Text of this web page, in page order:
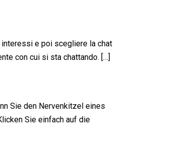
e poi scegliere la chat
con cui si sta chattando. […]
Sie den Nervenkitzel eines
Sie einfach auf die